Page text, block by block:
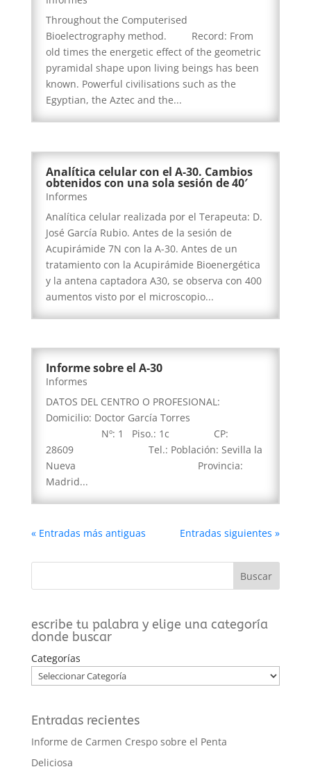
Throughout the Computerised
Bioelectrography method. Record: From
old times the energetic effect of the geometric
pyramidal shape upon living beings has been
known. Powerful civilisations such as the
Egyptian, the Aztec and the...
Analítica celular con el A-30. Cambios
obtenidos con una sola sesión de 40′
Informes
Analítica celular realizada por el Terapeuta: D.
José García Rubio. Antes de la sesión de
Acupirámide 7N con la A-30. Antes de un
tratamiento con la Acupirámide Bioenergética
y la antena captadora A30, se observa con 400
aumentos visto por el microscopio...
Informe sobre el A-30
Informes
DATOS DEL CENTRO O PROFESIONAL:
Domicilio: Doctor García Torres
Nº: 1 Piso.: 1c CP:
28609 Tel.: Población: Sevilla la
Nueva Provincia:
Madrid...
« Entradas más antiguas Entradas siguientes »
escribe tu palabra y elige una categoría
donde buscar
Categorías
Entradas recientes
Informe de Carmen Crespo sobre el Penta
Deliciosa